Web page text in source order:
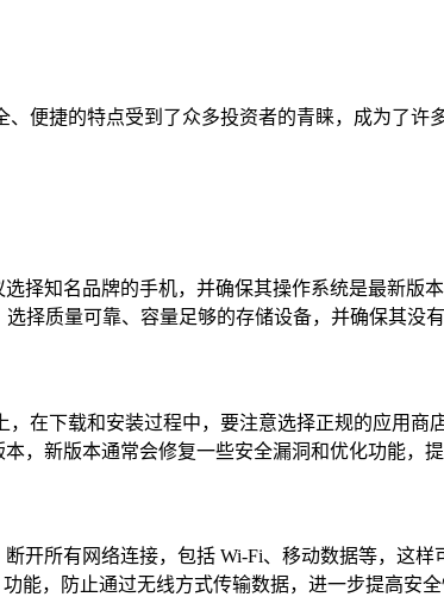
便捷的特点受到了众多投资者的青睐，成为了许
择知名品牌的手机，并确保其操作系统是最新版
择质量可靠、容量足够的存储设备，并确保其没
，在下载和安装过程中，要注意选择正规的应用商
，新版本通常会修复一些安全漏洞和优化功能，
开所有网络连接，包括 Wi-Fi、移动数据等，这
能，防止通过无线方式传输数据，进一步提高安